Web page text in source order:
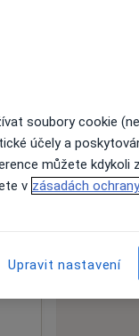
soubory cookie
účely a
můžete kdykoli
v zásadách
Upravit nastavení